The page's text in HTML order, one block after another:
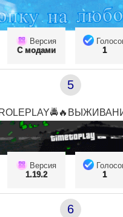
Версия
С модами
1
5
Версия
1.19.2
1
6